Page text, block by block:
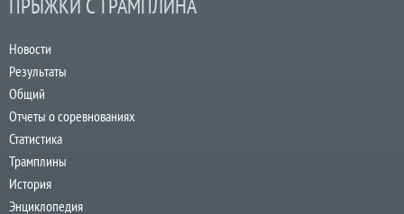
Новости
Результаты
Общий
Отчеты о соревнованиях
Статистика
Трамплины
История
Энциклопедия